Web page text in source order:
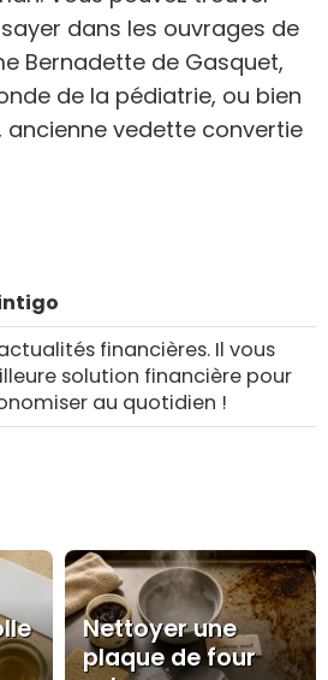
dans les ouvrages de
Bernadette de Gasquet,
de la pédiatrie, ou bien
ancienne vedette convertie
financières. Il vous
solution financière pour
au quotidien !
Nettoyer une
plaque de four